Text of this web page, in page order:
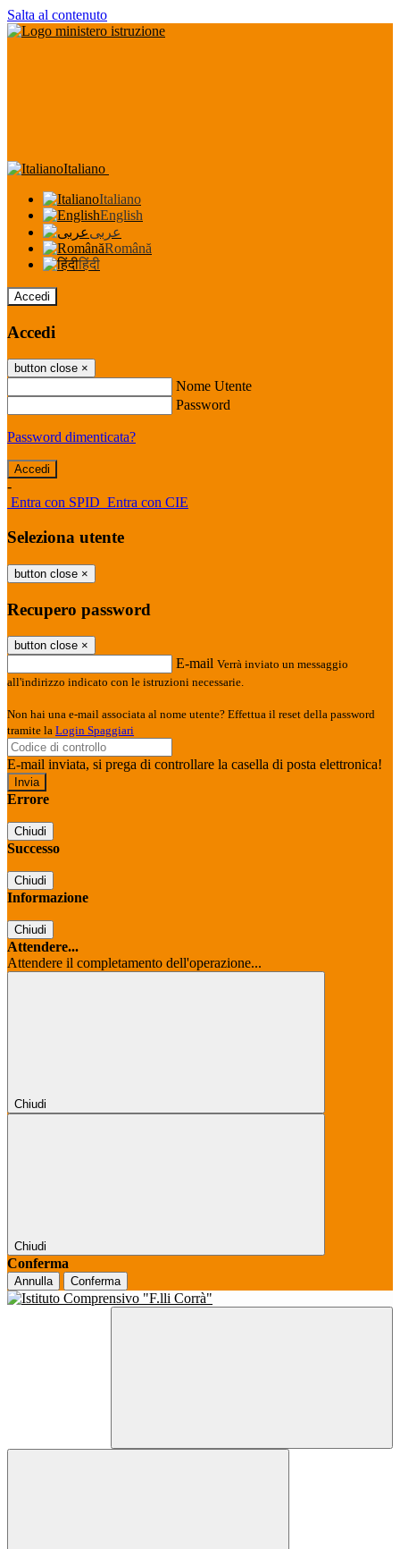
Salta al contenuto
Italiano
Italiano
English
عربى
Română
हिंदी
Accedi
Accedi
button close ×
Nome Utente
Password
Password dimenticata?
-
Entra con SPID Entra con CIE
Seleziona utente
button close ×
Recupero password
button close ×
E-mail Verrà inviato un messaggio
all'indirizzo indicato con le istruzioni necessarie.
Non hai una e-mail associata al nome utente? Effettua il reset della password
tramite la Login Spaggiari
E-mail inviata, si prega di controllare la casella di posta elettronica!
Errore
Chiudi
Successo
Chiudi
Informazione
Chiudi
Attendere...
Attendere il completamento dell'operazione...
Chiudi
Chiudi
Conferma
Annulla Conferma